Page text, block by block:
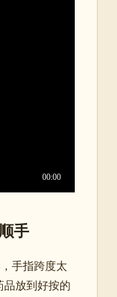
手
手指跨度太
放到好按的